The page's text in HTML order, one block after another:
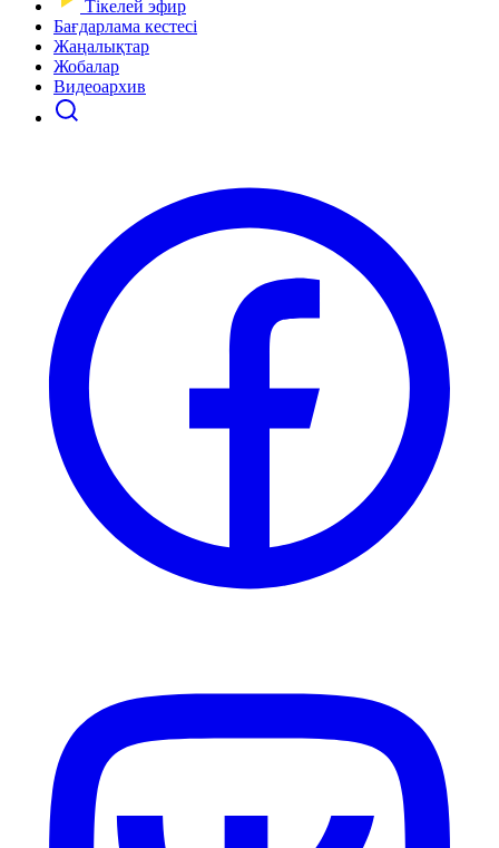
Тікелей эфир
Бағдарлама кестесі
Жаңалықтар
Жобалар
Видеоархив